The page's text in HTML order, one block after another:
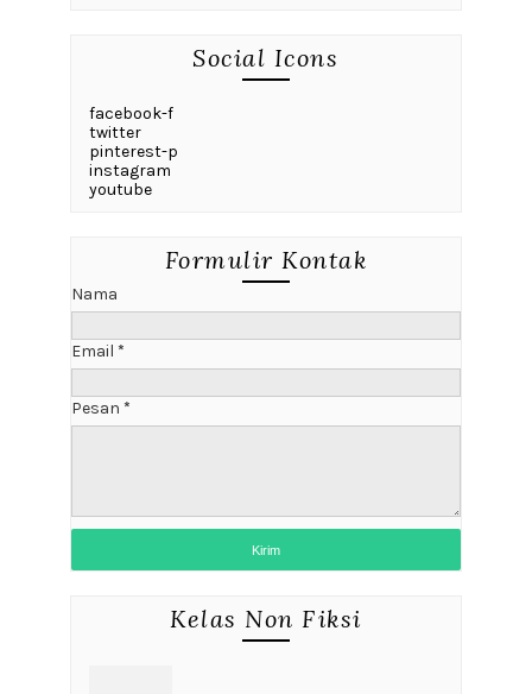
Social Icons
facebook-f
twitter
pinterest-p
instagram
youtube
Formulir Kontak
Nama
Email *
Pesan *
Kelas Non Fiksi